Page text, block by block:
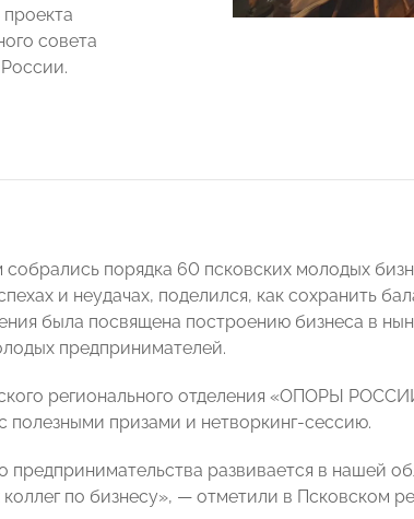
совета
порядка 60 псковских молодых
и неудачах, поделился, как сохранить
была посвящена построению бизнеса в
предпринимателей.
регионального отделения «ОПОРЫ
призами и нетворкинг-сессию.
развивается в нашей
по бизнесу», — отметили в Псковском